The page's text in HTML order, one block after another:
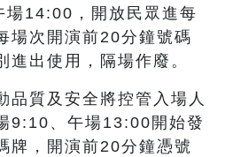
場14:00，開放民眾進每
場次開演前20分鐘號碼
進出使用，隔場作廢。
品質及安全將控管入場人
9:10、午場13:00開始發
牌，開演前20分鐘憑號